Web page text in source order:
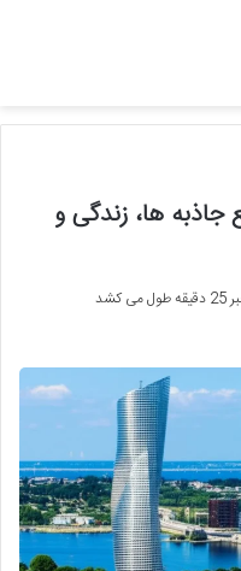
جاذبه ها، زندگی و